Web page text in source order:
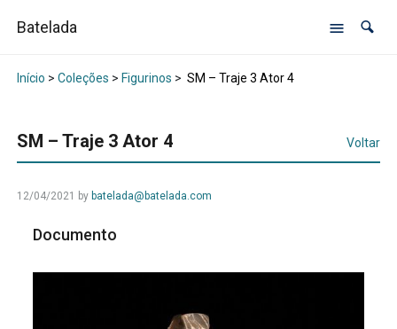
Batelada
Início > Coleções > Figurinos > SM – Traje 3 Ator 4
SM – Traje 3 Ator 4 Voltar
12/04/2021 by batelada@batelada.com
Documento